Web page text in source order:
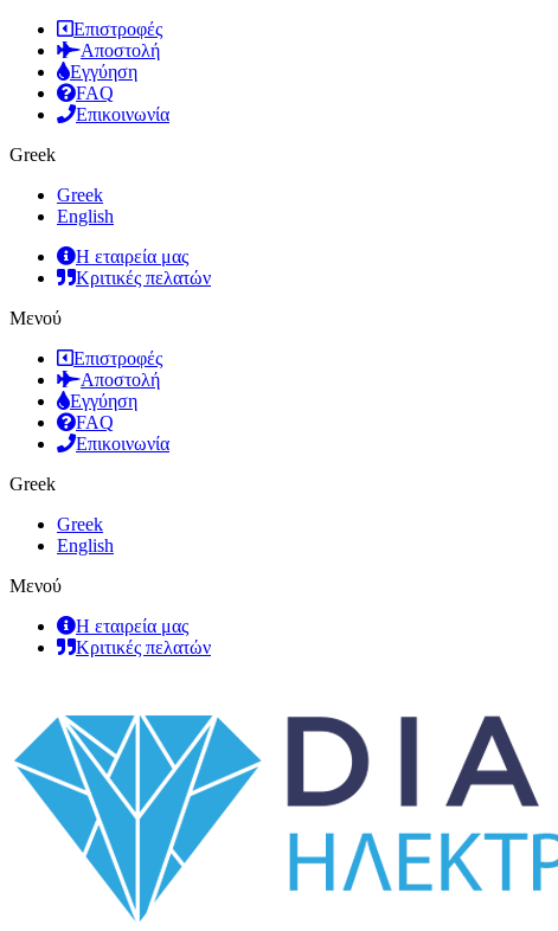
Επιστροφές
Αποστολή
Εγγύηση
FAQ
Επικοινωνία
Greek
Greek
English
Η εταιρεία μας
Κριτικές πελατών
Μενού
Επιστροφές
Αποστολή
Εγγύηση
FAQ
Επικοινωνία
Greek
Greek
English
Μενού
Η εταιρεία μας
Κριτικές πελατών